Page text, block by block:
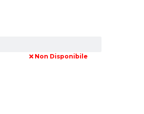
Non Disponibile